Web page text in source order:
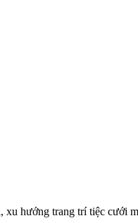
hướng trang trí tiệc cưới